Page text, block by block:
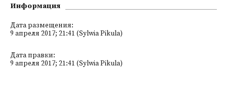
Информация
Дата размещения:
9 апреля 2017; 21:41 (Sylwia Pikula)
Дата правки:
9 апреля 2017; 21:41 (Sylwia Pikula)